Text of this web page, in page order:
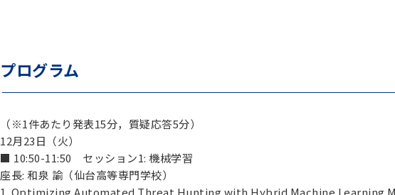
プログラム
（※1件あたり発表15分，質疑応答5分）
12月23日（火）
■ 10:50-11:50 セッション1: 機械学習
座長: 和泉 諭（仙台高等専門学校）
1. Optimizing Automated Threat Hunting with Hybrid Machine Learning